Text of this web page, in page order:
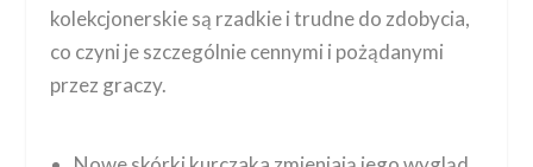
kolekcjonerskie są rzadkie i trudne do zdobycia,
co czyni je szczególnie cennymi i pożądanymi
przez graczy.